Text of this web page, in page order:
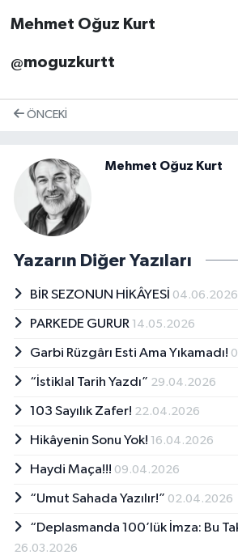
Mehmet Oğuz Kurt
@moguzkurtt
ÖNCEKI
Mehmet Oğuz Kurt
Yazarın Diğer Yazıları
BİR SEZONUN HİKÂYESİ 04.06.2026
PARKEDE GURUR 14.05.2026
Garbi Rüzgârı Esti Ama Yıkamadı!
“İstiklal Tarih Yazdı” 29.04.2026
103 Sayılık Zafer! 22.04.2026
Hikâyenin Sonu Yok! 16.04.2026
Haydi Maça!!! 09.04.2026
“Umut Sahada Yazılır!” 02.04.2026
“Deplasmanda 100’lük İmza: Bu
26.03.2026